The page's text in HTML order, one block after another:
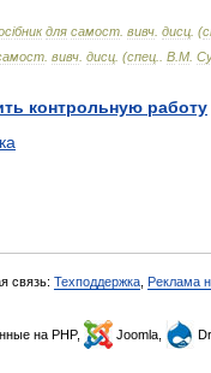
ібник для самост вивч дисц . (
вивч дисц . (спец В М
контрольную работу
связь: Техподдержка Реклама
на PHP, Joomla,